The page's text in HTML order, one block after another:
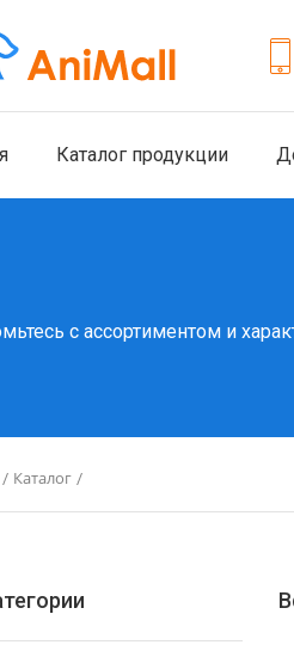
Каталог продукции
с ассортиментом и
/ Каталог /